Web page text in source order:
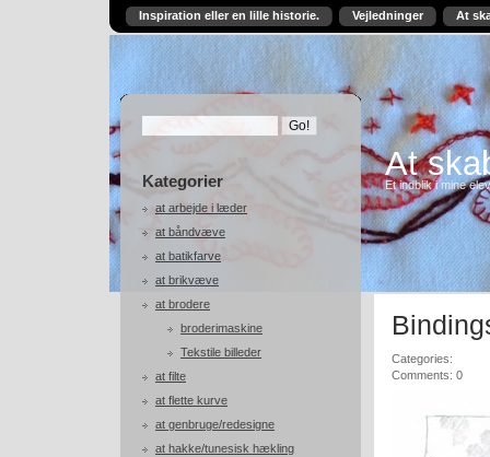
Inspiration eller en lille historie. Vejledninger At
Kategorier
at arbejde i læder
at båndvæve
at batikfarve
at brikvæve
at brodere
broderimaskine
Tekstile billeder
at filte
at flette kurve
at genbruge/redesigne
at hakke/tunesisk hækling
At
Et indblik i mine
Categories:
Comments: 0